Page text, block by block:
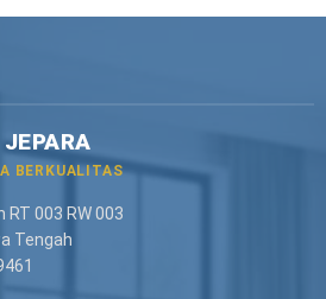
BERKUALITAS
RT 003 RW 003
Tengah